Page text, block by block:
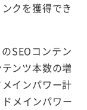
クを獲得でき
SEOコンテン
ンツ本数の増
インパワー計
メインパワー